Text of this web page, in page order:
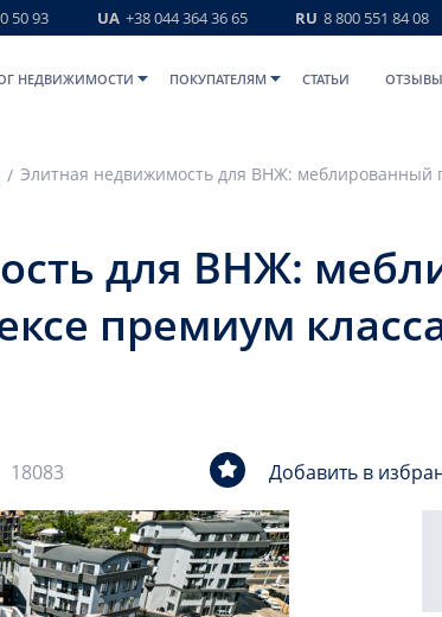
50 93 UA +38 044 364 36 65 RU 8 800 551 84 08
НЕДВИЖИМОСТИ ПОКУПАТЕЛЯМ СТАТЬИ ОТЗЫВЫ
для ВНЖ:
премиум
18083 Добавить в